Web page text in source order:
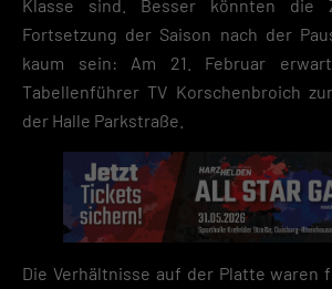
Klasse sind. Besser könnten die
Fortsetzung der Saison nach der
kaum sein: Am 21. Februar
Tabellenführer TV Korschenbroich
der Halle Parkstraße.
Die Verhältnisse auf der Platte waren